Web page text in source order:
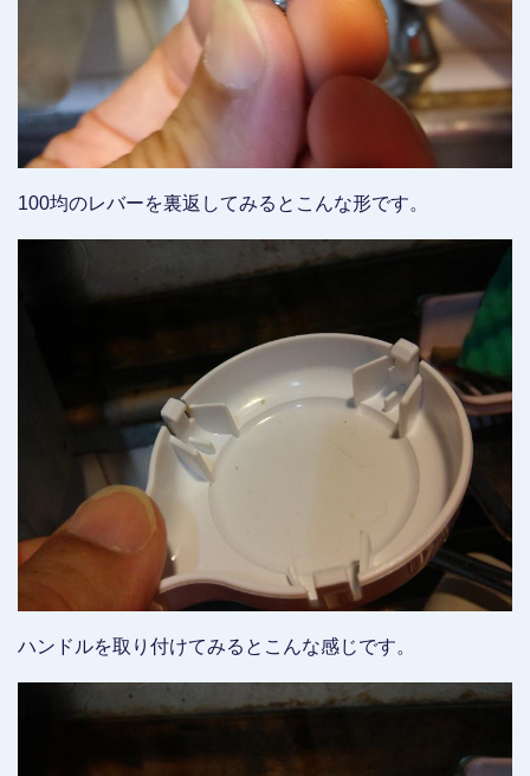
100均のレバーを裏返してみるとこんな形です。
ハンドルを取り付けてみるとこんな感じです。